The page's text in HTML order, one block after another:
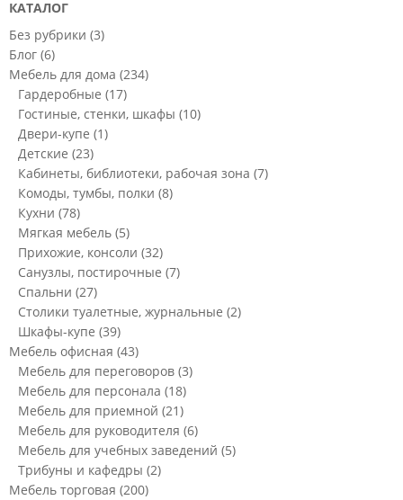
КАТАЛОГ
Без рубрики (3)
Блог (6)
Мебель для дома (234)
Гардеробные (17)
Гостиные, стенки, шкафы (10)
Двери-купе (1)
Детские (23)
Кабинеты, библиотеки, рабочая зона (7)
Комоды, тумбы, полки (8)
Кухни (78)
Мягкая мебель (5)
Прихожие, консоли (32)
Санузлы, постирочные (7)
Спальни (27)
Столики туалетные, журнальные (2)
Шкафы-купе (39)
Мебель офисная (43)
Мебель для переговоров (3)
Мебель для персонала (18)
Мебель для приемной (21)
Мебель для руководителя (6)
Мебель для учебных заведений (5)
Трибуны и кафедры (2)
Мебель торговая (200)